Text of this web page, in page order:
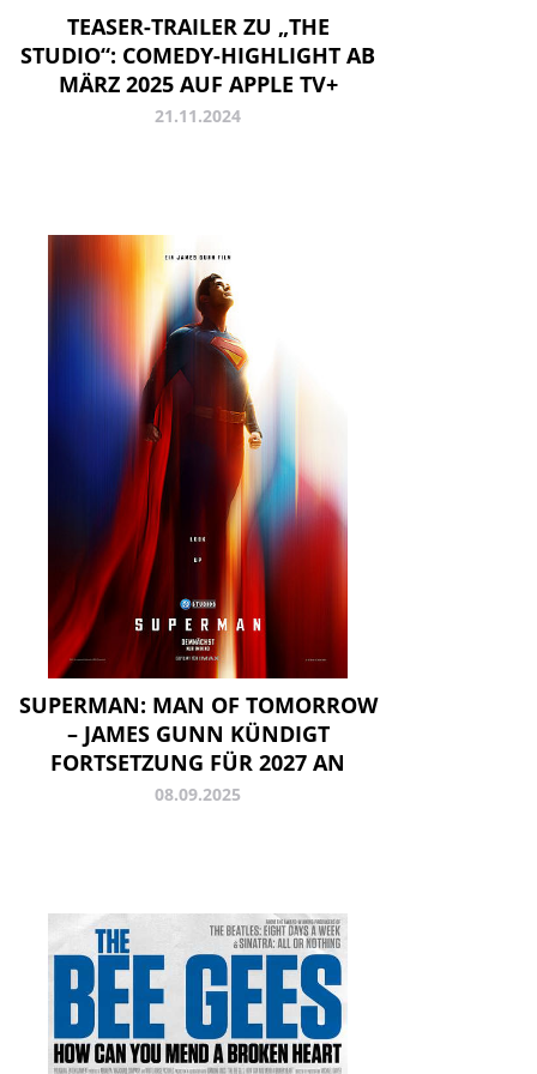
TEASER-TRAILER ZU „THE
STUDIO“: COMEDY-HIGHLIGHT AB
MÄRZ 2025 AUF APPLE TV+
21.11.2024
SUPERMAN: MAN OF TOMORROW
– JAMES GUNN KÜNDIGT
FORTSETZUNG FÜR 2027 AN
08.09.2025